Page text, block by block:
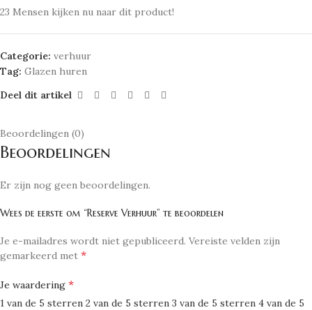
23 Mensen kijken nu naar dit product!
Categorie: verhuur
Tag: Glazen huren
Deel dit artikel
Beoordelingen (0)
Beoordelingen
Er zijn nog geen beoordelingen.
Wees de eerste om “Reserve Verhuur” te beoordelen
Je e-mailadres wordt niet gepubliceerd. Vereiste velden zijn
gemarkeerd met *
Je waardering *
1 van de 5 sterren 2 van de 5 sterren 3 van de 5 sterren 4 van de 5